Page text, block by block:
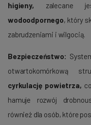
higieny, zalecane
wodoodpornego, który
zabrudzeniami i wilgocią.
Bezpieczeństwo:
otwartokomórkową
cyrkulację powietrza,
hamuje rozwój
również dla osób, które